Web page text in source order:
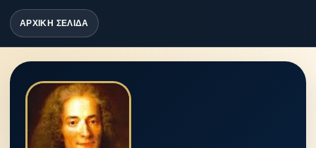
ΑΡΧΙΚΗ ΣΕΛΙΔΑ